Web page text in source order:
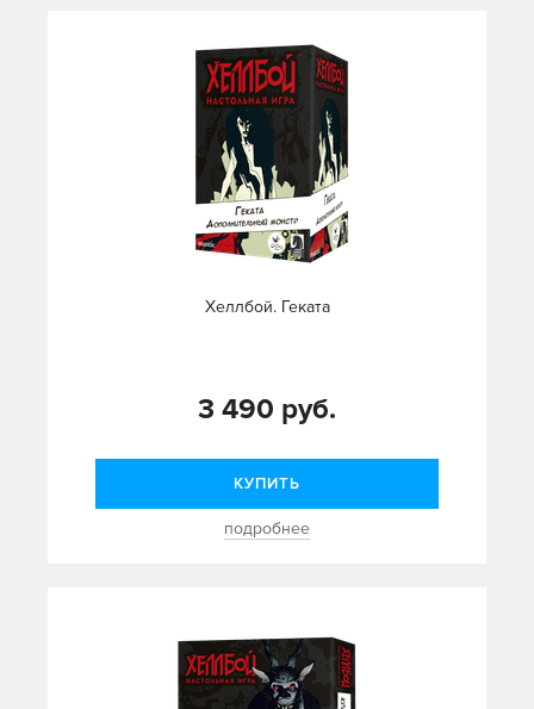
Хеллбой. Геката
3 490 руб.
КУПИТЬ
подробнее